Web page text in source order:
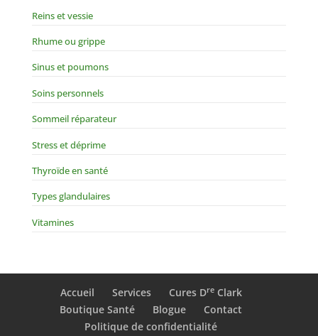
Reins et vessie
Rhume ou grippe
Sinus et poumons
Soins personnels
Sommeil réparateur
Stress et déprime
Thyroïde en santé
Types glandulaires
Vitamines
Accueil Services Cures DreClark
Boutique Santé
Blogue
Contact
Politique de confidentialité